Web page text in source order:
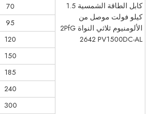
كابل الطاقة الشمسية 1.5
كيلو فولت موصل من
الألومنيوم ثلاثي النواة 2PfG
2642 PV1500DC-AL
70
95
120
150
185
240
300